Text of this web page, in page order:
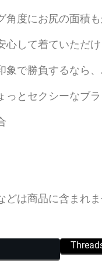
度にお尻の面積
して着ていただ
で勝負するなら
とセクシーなブ
は商品に含まれま